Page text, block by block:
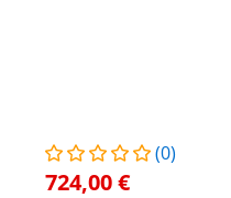
(0)
724,00 €